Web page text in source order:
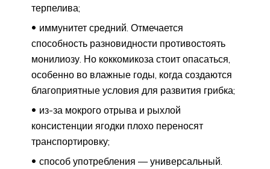
терпелива;
иммунитет средний. Отмечается
способность разновидности противостоять
монилиозу. Но коккомикоза стоит опасаться,
особенно во влажные годы, когда создаются
благоприятные условия для развития грибка;
из-за мокрого отрыва и рыхлой
консистенции ягодки плохо переносят
транспортировку;
способ употребления — универсальный.